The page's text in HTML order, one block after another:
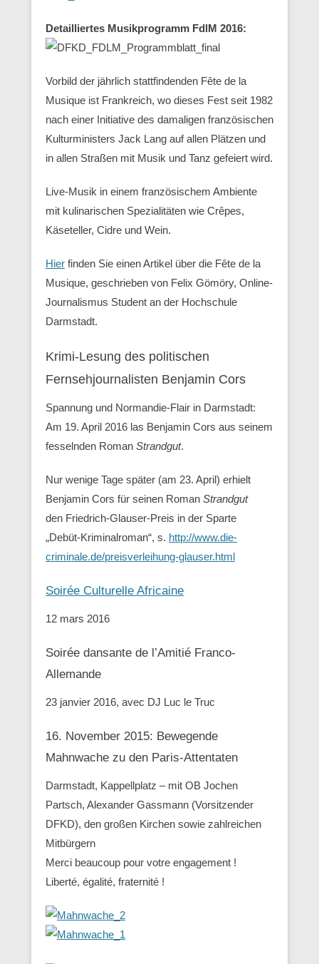
Detailliertes Musikprogramm FdlM 2016:
Vorbild der jährlich stattfindenden Fête de la
Musique ist Frankreich, wo dieses Fest seit 1982
nach einer Initiative des damaligen französischen
Kulturministers Jack Lang auf allen Plätzen und
in allen Straßen mit Musik und Tanz gefeiert wird.
Live-Musik in einem französischem Ambiente
mit kulinarischen Spezialitäten wie Crêpes,
Käseteller, Cidre und Wein.
Hier finden Sie einen Artikel über die Fête de la
Musique, geschrieben von Felix Gömöry, Online-
Journalismus Student an der Hochschule
Darmstadt.
Krimi-Lesung des politischen
Fernsehjournalisten Benjamin Cors
Spannung und Normandie-Flair in Darmstadt:
Am 19. April 2016 las Benjamin Cors aus seinem
fesselnden Roman Strandgut.
Nur wenige Tage später (am 23. April) erhielt
Benjamin Cors für seinen Roman Strandgut
den Friedrich-Glauser-Preis in der Sparte
„Debüt-Kriminalroman“, s. http://www.die-
criminale.de/preisverleihung-glauser.html
Soirée Culturelle Africaine
12 mars 2016
Soirée dansante de l’Amitié Franco-
Allemande
23 janvier 2016, avec DJ Luc le Truc
16. November 2015: Bewegende
Mahnwache zu den ‪Paris-Attentaten
Darmstadt, Kappellplatz – mit OB Jochen
Partsch, Alexander Gassmann (Vorsitzender
‪‎DFKD), den großen Kirchen sowie zahlreichen
Mitbürgern
Merci beaucoup pour votre engagement !
Liberté, égalité, fraternité !